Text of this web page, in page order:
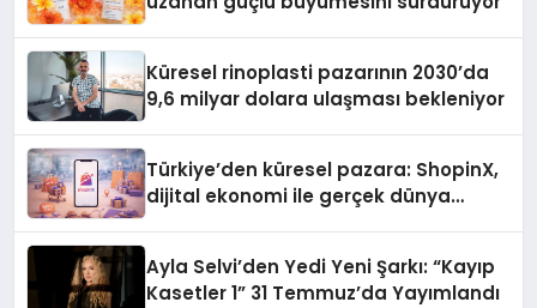
Küresel rinoplasti pazarının 2030’da
9,6 milyar dolara ulaşması bekleniyor
Türkiye’den küresel pazara: ShopinX,
dijital ekonomi ile gerçek dünya
Ayla Selvi’den Yedi Yeni Şarkı: “Kayıp
Kasetler 1” 31 Temmuz’da Yayımlandı